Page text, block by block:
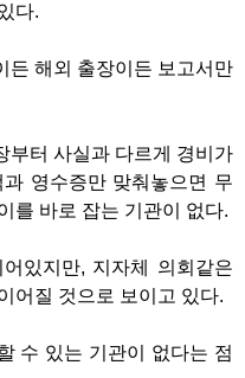
다.
든 해외 출장이든 보고서만
부터 사실과 다르게 경비가
과 영수증만 맞춰놓으면 무
를 바로 잡는 기관이 없다.
있지만, 지자체 의회같은
어질 것으로 보이고 있다.
수 있는 기관이 없다는 점